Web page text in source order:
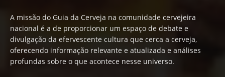
A missão do Guia da Cerveja na comunidade cervejeira
nacional é a de proporcionar um espaço de debate e
divulgação da efervescente cultura que cerca a cerveja,
oferecendo informação relevante e atualizada e análises
profundas sobre o que acontece nesse universo.